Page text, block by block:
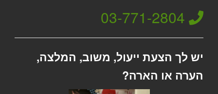
03-771-2804
יש לך הצעת ייעול, משוב, המלצה,
הערה או הארה?